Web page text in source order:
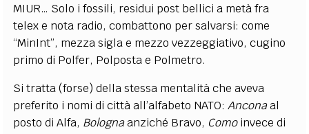
MIUR… Solo i fossili, residui post bellici a metà fra
telex e nota radio, combattono per salvarsi: come
“MinInt”, mezza sigla e mezzo vezzeggiativo, cugino
primo di Polfer, Polposta e Polmetro.
Si tratta (forse) della stessa mentalità che aveva
preferito i nomi di città all’alfabeto NATO:Anconaal
posto di Alfa, Bolognaanziché Bravo, Comoinvece di